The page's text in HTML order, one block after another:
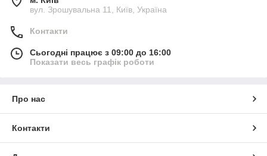
вул. Зрошувальна 11, Київ, Україна
Контакти
Сьогодні працює з 09:00 до 16:00
Показати весь графік роботи
Про нас
Контакти